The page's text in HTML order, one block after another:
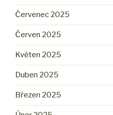
Červenec 2025
Červen 2025
Květen 2025
Duben 2025
Březen 2025